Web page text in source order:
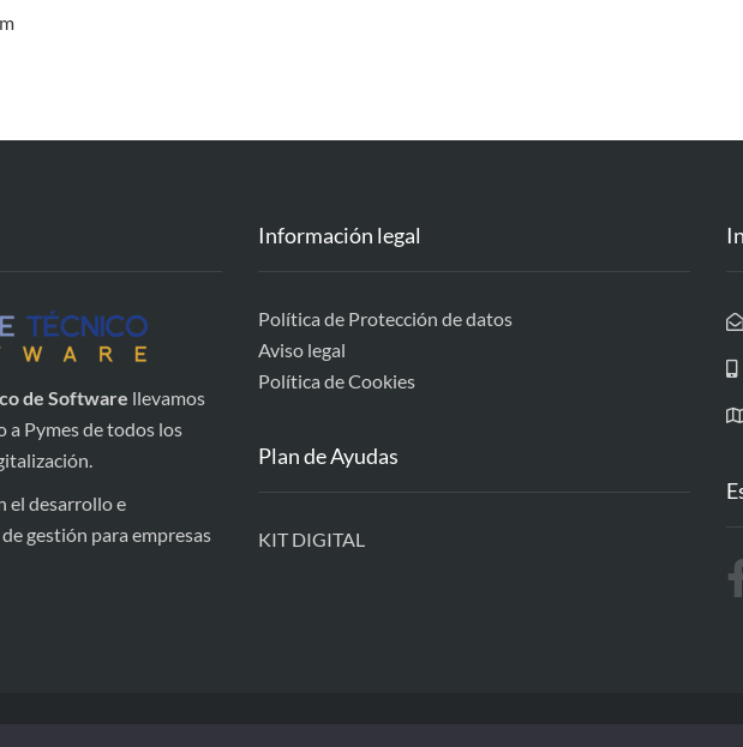
de Software llevamos
a Pymes de todos los
el desarrollo e
gestión para empresas
Información legal
Política de Protección de datos
Aviso legal
Política de Cookies
Plan de Ayudas
KIT DIGITAL